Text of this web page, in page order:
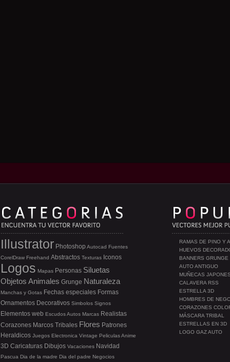
RAMAS DE PINO Y
HUEVOS
BANNERS GRUNGE
AUTO ANTIGUO
MUÑECAS
CALAVERA RSS
ESTRELLA 3D
HOMBRES DE
CORAZONES
MÁSCARA TRIBAL
ESTRELLAS EN 3D
LOGO GAZ AUTO
Illustrator Photoshop Autocad Fuentes
CorelDraw Freehand Abstractos Texturas Iconos
Logos Mapas Personas Siluetas
Objetos Animales Grunge Naturaleza
Manchas y Gotas Fechas especiales Formas
Ornamentos Decorativos Simbolos Signos
Elementos web EscudosAutos Marcas Realistas
Corazones Marcos Tribales Flores Patrones
Heraldicos Juegos Electronica Vintage PeliculasAnime
3D Caricaturas Dibujos Vacaciones Navidad
Pascua Dia de la madre Dia del padre Negocios